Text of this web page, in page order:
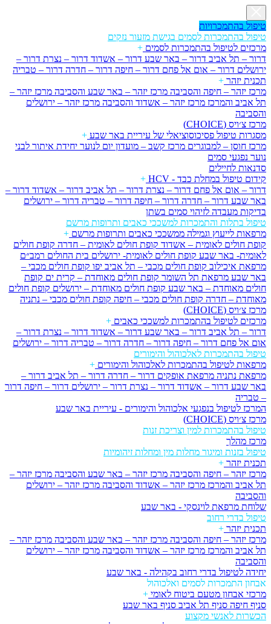
טיפול בהתמכרויות
טיפול בהתמכרות לסמים בגישת מזעור נזקים
מרכזים לטיפול בהתמכרות לסמים +
דרור – תל אביב דרור – באר שבע דרור – אשדוד דרור – נצרת דרור –
ירושלים דרור – אום אל פחם דרור – חיפה דרור – חדרה דרור – טבריה
תכנית יזהר +
מרכז יזהר – חיפה והסביבה מרכז יזהר – באר שבע והסביבה מרכז יזהר –
תל אביב והמרכז מרכז יזהר – אשדוד והסביבה מרכז יזהר – ירושלים
והסביבה
מרכז צ׳ויס (CHOICE)
מסגרות טיפול פסיכוסוציאלי של עיריית באר שבע +
מרכז חוסן – למבוגרים מרכז קשב – מועדון יום לנוער יחידת איתור לבני
נוער נפגעי סמים
סדנאות לחיילים
קידום טיפול במחלת כבד - HCV
+
דרור – אום אל פחם דרור – נצרת דרור – תל אביב דרור – אשדוד דרור –
באר שבע דרור – חדרה דרור – חיפה דרור – טבריה דרור – ירושלים
בדיקות מעבדה לזיהוי סמים בשתן
טיפול בתלות והתמכרות למשככי כאבים ותרופות מרשם
מרפאות לייעוץ וגמילה ממשככי כאבים ותרופות מרשם +
קופת חולים לאומית – אשדוד קופת חולים לאומית – חדרה קופת חולים
לאומית- באר שבע קופת חולים לאומית- ירושלים בית החולים רמב״ם
מרפאת איכילוב קופת חולים מכבי – תל אביב יפו קופת חולים מכבי –
באר שבע מרפאת תל השומר קופת חולים מאוחדת – קרית ים קופת
חולים מאוחדת – באר שבע קופת חולים מאוחדת – ירושלים קופת חולים
מאוחדת – חדרה קופת חולים מכבי – חיפה קופת חולים מכבי – נתניה
מרכז צ׳ויס (CHOICE)
מרכזים לטיפול בהתמכרות למשככי כאבים +
דרור – תל אביב דרור – באר שבע דרור – אשדוד דרור – נצרת דרור –
אום אל פחם דרור – חיפה דרור – חדרה דרור – טבריה דרור – ירושלים
טיפול בהתמכרות לאלכוהול והימורים
מרפאות לטיפול בהתמכרות לאלכוהול והימורים +
מרפאת נתניה מרפאת אופקים דרור – חדרה דרור – תל אביב דרור –
באר שבע דרור – אשדוד דרור – נצרת דרור – ירושלים דרור – חיפה דרור
– טבריה
המרכז לטיפול בנפגעי אלכוהול והימורים - עיריית באר שבע
מרכז צ׳ויס (CHOICE)
טיפול בהתמכרות למין וצריכת זנות
מרכז מהלך
טיפול בזנות ומיגור מחלות מין ומחלות זיהומיות
תכנית יזהר +
מרכז יזהר – חיפה והסביבה מרכז יזהר – באר שבע והסביבה מרכז יזהר –
תל אביב והמרכז מרכז יזהר – אשדוד והסביבה מרכז יזהר – ירושלים
והסביבה
שלוחת מרפאת לוינסקי - באר שבע
טיפול בדרי רחוב
תכנית יזהר +
מרכז יזהר – חיפה והסביבה מרכז יזהר – באר שבע והסביבה מרכז יזהר –
תל אביב והמרכז מרכז יזהר – אשדוד והסביבה מרכז יזהר – ירושלים
והסביבה
יחידה לטיפול בדרי רחוב בקהילה - באר שבע
אבחון התמכרות לסמים ואלכוהול
מרכזי אבחון מטעם ביטוח לאומי +
סניף חיפה סניף תל אביב סניף באר שבע
הכשרות לאנשי מקצוע